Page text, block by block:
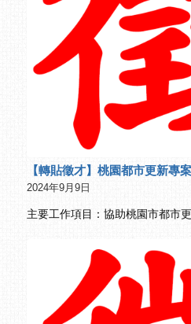
【轉貼徵才】桃園都市更新專
2024年9月9日
主要工作項目：協助桃園市都市